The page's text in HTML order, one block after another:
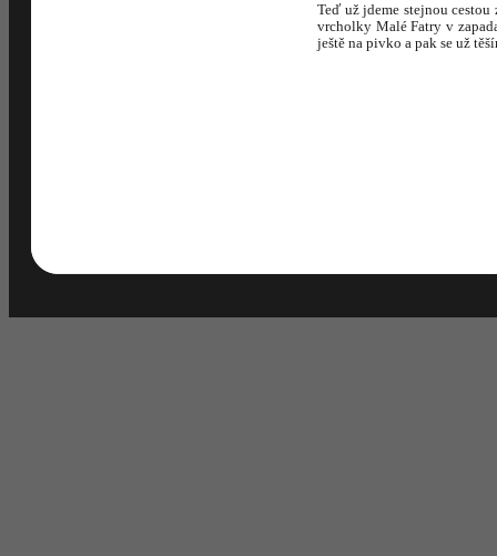
Teď už jdeme stejnou
vrcholky Malé Fatry v
ještě na pivko a pak se už